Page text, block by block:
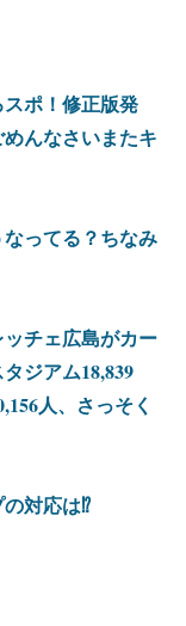
ポ！修正版発
んなさいまたキ
ってる？ちなみ
チェ広島がカー
ジアム18,839
人、さっそく
の対応は⁉︎